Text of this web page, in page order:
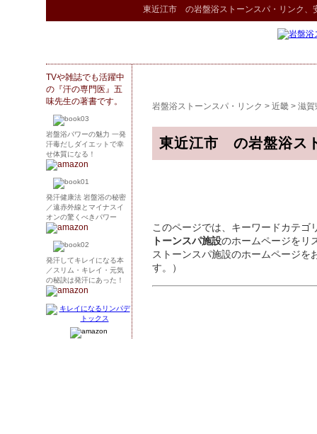
東近江市 の岩盤浴ストーンスパ ・リンク 、
岩盤浴ストーンスパ・リンク > 近畿 > 滋賀
東近江市 の岩盤浴ス
このページでは、キーワードカテゴ
トーンスパ施設のホームページをリ
ストーンスパ施設のホームページを
す。）
TVや雑誌でも活躍中
の『汗の専門医』五
味先生の著書です。
岩盤浴パワーの魅力 一発
汗毒だしダイエットで幸
せ体質になる！
発汗健康法 岩盤浴の秘密
／遠赤外線とマイナスイ
オンの驚くべきパワー
発汗してキレイになる本
／スリム・キレイ・元気
の秘訣は発汗にあった！